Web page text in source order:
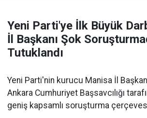
Yeni Parti'ye İlk Büyük
İl Başkanı Şok
Tutuklandı
Yeni Parti'nin kurucu Manisa İl
Ankara Cumhuriyet Başsavcılığı
geniş kapsamlı soruşturma